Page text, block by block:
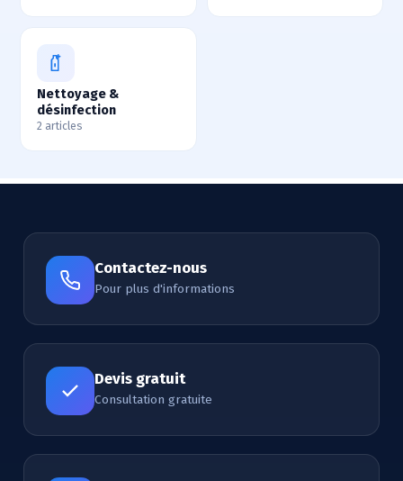
Nettoyage &
désinfection
2 articles
Contactez-nous
Pour plus d'informations
Devis gratuit
Consultation gratuite